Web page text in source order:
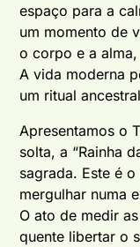
espaço para a
um momento de
o corpo e a
A vida moderna
um ritual
Apresentamos o
solta, a “Rainha
sagrada. Este é
mergulhar numa
O ato de medir
quente libertar o